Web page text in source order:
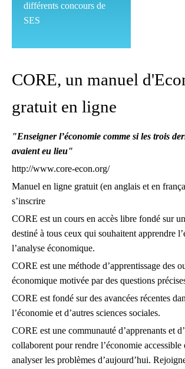
différents concours de
SES
des séquences
mises en oeuvre dans les
classes.
préparation
des conseils de lecture
mis à la disposition de
tous
L'accès à une liste de
diffusion
Une liste de diffusion
dédiée à la préparation
CORE, un manuel
gratuit en ligne
"Enseigner l’économie comme si les trois
avaient eu lieu"
http://www.core-econ.org/
Manuel en ligne gratuit (en anglais et en
s’inscrire
CORE est un cours en accès libre fondé sur
destiné à tous ceux qui souhaitent apprendre
l’analyse économique.
CORE est une méthode d’apprentissage des
économique motivée par des questions
CORE est fondé sur des avancées récentes
l’économie et d’autres sciences sociales.
CORE est une communauté d’apprenants et
collaborent pour rendre l’économie accessible
analyser les problèmes d’aujourd’hui.